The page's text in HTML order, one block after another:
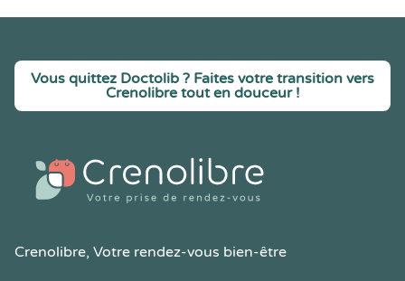
Vous quittez Doctolib ? Faites votre transition vers
Crenolibre tout en douceur !
Crenolibre, Votre rendez-vous bien-être